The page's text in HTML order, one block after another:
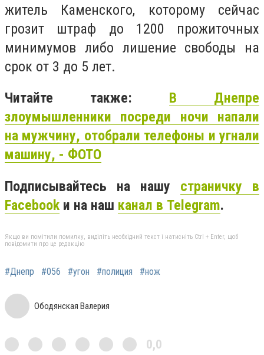
житель Каменского, которому сейчас
грозит штраф до 1200 прожиточных
минимумов либо лишение свободы на
срок от 3 до 5 лет.
Читайте также: В Днепре
злоумышленники посреди ночи напали
на мужчину, отобрали телефоны и угнали
машину, - ФОТО
Подписывайтесь на нашу страничку в
Facebook и на наш канал в Telegram.
Якщо ви помітили помилку, виділіть необхідний текст і натисніть Ctrl + Enter, щоб
повідомити про це редакцію
#Днепр #056 #угон #полиция #нож
Ободянская Валерия
0,0